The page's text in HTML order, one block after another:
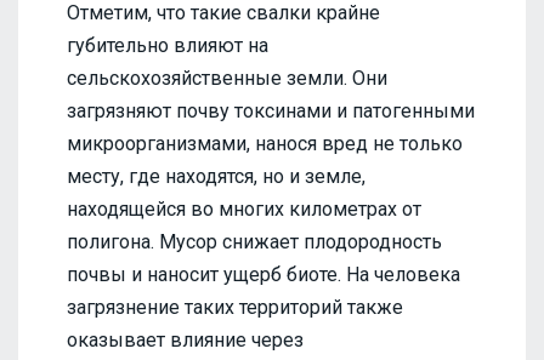
Отметим, что такие свалки крайне
губительно влияют на
сельскохозяйственные земли. Они
загрязняют почву токсинами и патогенными
микроорганизмами, нанося вред не только
месту, где находятся, но и земле,
находящейся во многих километрах от
полигона. Мусор снижает плодородность
почвы и наносит ущерб биоте. На человека
загрязнение таких территорий также
оказывает влияние через